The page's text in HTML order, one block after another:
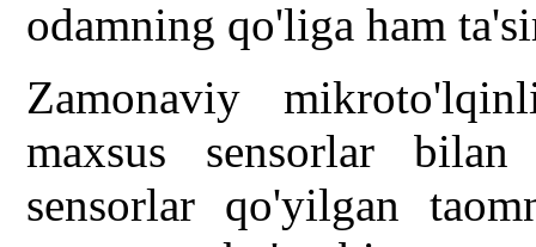
odamning qo'liga ham
Zamonaviy
maxsus sensorlar
sensorlar qo'yilgan